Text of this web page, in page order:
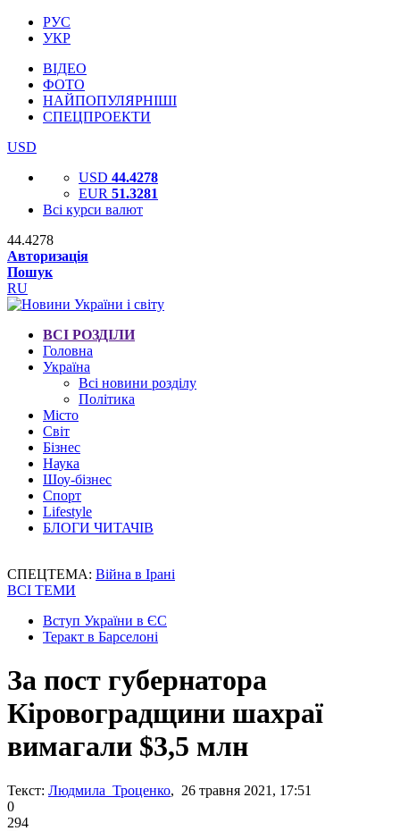
РУС
УКР
ВІДЕО
ФОТО
НАЙПОПУЛЯРНІШІ
СПЕЦПРОЕКТИ
USD
USD 44.4278
EUR 51.3281
Всі курси валют
44.4278
Авторизація
Пошук
RU
ВСІ РОЗДІЛИ
Головна
Україна
Всі новини розділу
Політика
Місто
Світ
Бізнес
Наука
Шоу-бізнес
Спорт
Lifestyle
БЛОГИ ЧИТАЧІВ
СПЕЦТЕМА: Війна в Ірані
ВСІ ТЕМИ
Вступ України в ЄС
Теракт в Барселоні
За пост губернатора
Кіровоградщини шахраї
вимагали $3,5 млн
Текст: Людмила Троценко, 26 травня 2021, 17:51
0
294